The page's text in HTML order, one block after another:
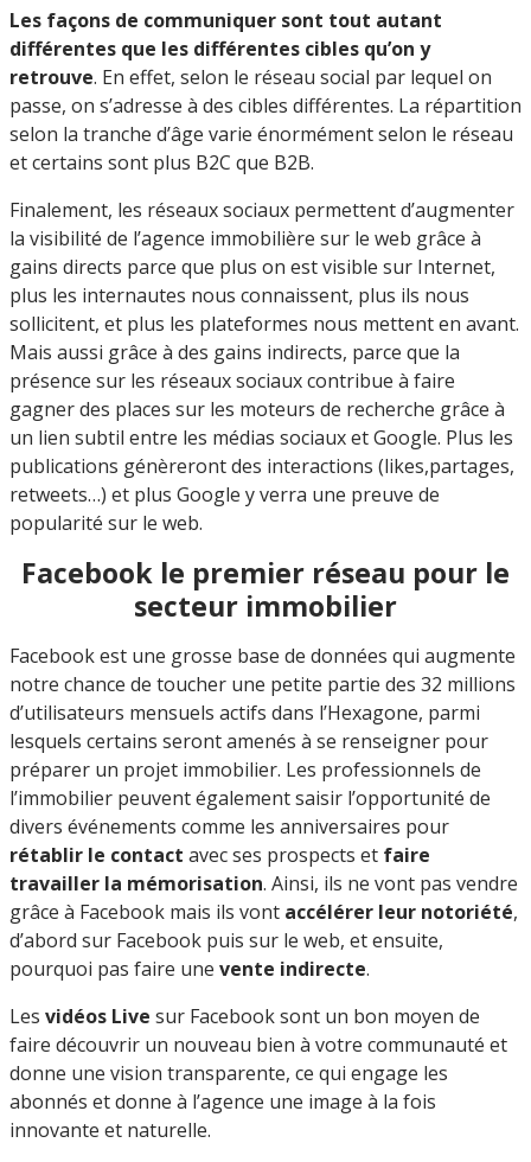
Les façons de communiquer sont tout autant
différentes que les différentes cibles qu’on y
retrouve. En effet, selon le réseau social par lequel on
passe, on s’adresse à des cibles différentes. La répartition
selon la tranche d’âge varie énormément selon le réseau
et certains sont plus B2C que B2B.
Finalement, les réseaux sociaux permettent d’augmenter
la visibilité de l’agence immobilière sur le web grâce à
gains directs parce que plus on est visible sur Internet,
plus les internautes nous connaissent, plus ils nous
sollicitent, et plus les plateformes nous mettent en avant.
Mais aussi grâce à des gains indirects, parce que la
présence sur les réseaux sociaux contribue à faire
gagner des places sur les moteurs de recherche grâce à
un lien subtil entre les médias sociaux et Google. Plus les
publications génèreront des interactions (likes,partages,
retweets…) et plus Google y verra une preuve de
popularité sur le web.
Facebook le premier réseau pour le
secteur immobilier
Facebook est une grosse base de données qui augmente
notre chance de toucher une petite partie des 32 millions
d’utilisateurs mensuels actifs dans l’Hexagone, parmi
lesquels certains seront amenés à se renseigner pour
préparer un projet immobilier. Les professionnels de
l’immobilier peuvent également saisir l’opportunité de
divers événements comme les anniversaires pour
rétablir le contact avec ses prospects et faire
travailler la mémorisation. Ainsi, ils ne vont pas vendre
grâce à Facebook mais ils vont accélérer leur notoriété,
d’abord sur Facebook puis sur le web, et ensuite,
pourquoi pas faire une vente indirecte.
Les vidéos Live sur Facebook sont un bon moyen de
faire découvrir un nouveau bien à votre communauté et
donne une vision transparente, ce qui engage les
abonnés et donne à l’agence une image à la fois
innovante et naturelle.